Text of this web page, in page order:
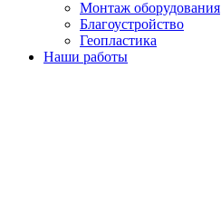
Монтаж оборудования
Благоустройство
Геопластика
Наши работы